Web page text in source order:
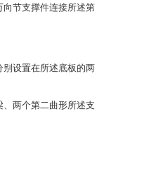
节支撑件连接所述第
设置在所述底板的两
两个第二曲形所述支